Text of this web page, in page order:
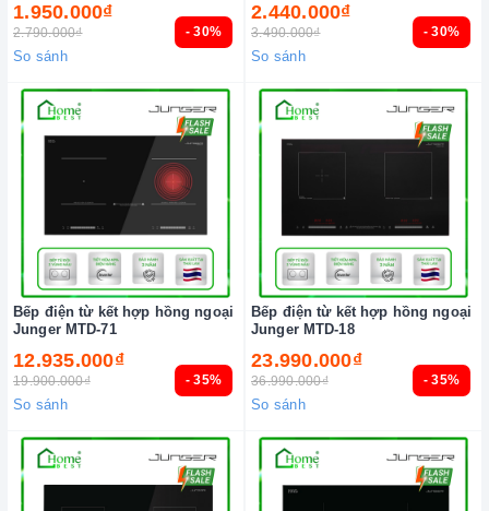
- 30%
1.950.000₫
2.790.000₫
So sánh
- 30%
2.440.000₫
3.490.000₫
So sánh
- 35%
Bếp điện từ kết hợp hồng ngoại
Junger MTD-71
12.935.000₫
19.900.000₫
So sánh
- 35%
Bếp điện từ kết hợp hồng ngoại
Junger MTD-18
23.990.000₫
36.990.000₫
So sánh